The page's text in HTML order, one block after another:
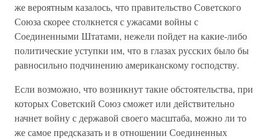
же вероятным казалось, что правительство Советского
Союза скорее столкнется с ужасами войны с
Соединенными Штатами, нежели пойдет на какие-либо
политические уступки им, что в глазах русских было бы
равносильно подчинению американскому господству.
Если возможно, что возникнут такие обстоятельства, при
которых Советский Союз сможет или действительно
начнет войну с державой своего масштаба, можно ли то
же самое предсказать и в отношении Соединенных